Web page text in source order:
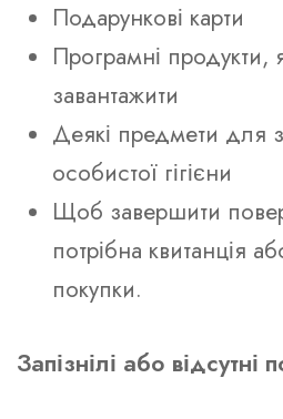
Подарункові карти
Програмні продукти,
завантажити
Деякі предмети для
особистої гігієни
Щоб завершити
потрібна квитанція
покупки.
Запізнілі або відсутні